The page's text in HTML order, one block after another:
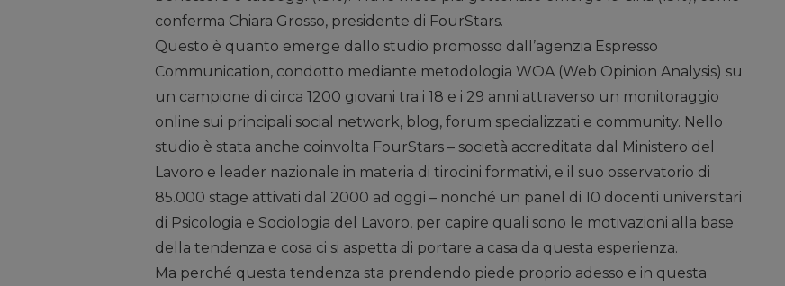
conferma Chiara Grosso, presidente di FourStars.
Questo è quanto emerge dallo studio promosso dall’agenzia Espresso
Communication, condotto mediante metodologia WOA (Web Opinion Analysis) su
un campione di circa 1200 giovani tra i 18 e i 29 anni attraverso un monitoraggio
online sui principali social network, blog, forum specializzati e community. Nello
studio è stata anche coinvolta FourStars – società accreditata dal Ministero del
Lavoro e leader nazionale in materia di tirocini formativi, e il suo osservatorio di
85.000 stage attivati dal 2000 ad oggi – nonché un panel di 10 docenti universitari
di Psicologia e Sociologia del Lavoro, per capire quali sono le motivazioni alla base
della tendenza e cosa ci si aspetta di portare a casa da questa esperienza.
Ma perché questa tendenza sta prendendo piede proprio adesso e in questa